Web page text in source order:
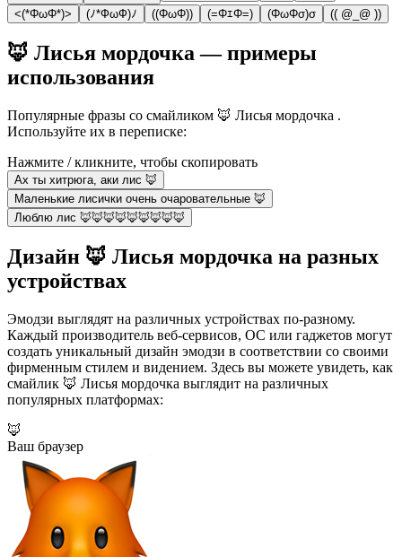
<(*ΦωΦ*)> (ﾉ*ФωФ)ﾉ ((ΦωΦ)) (=ΦｴΦ=) (ΦωΦσ)σ (( @_@ ))
🦊 Лисья мордочка — примеры
использования
Популярные фразы со смайликом 🦊 Лисья мордочка .
Используйте их в переписке:
Нажмите / кликните, чтобы скопировать
Ах ты хитрюга, аки лис 🦊
Маленькие лисички очень очаровательные 🦊
Люблю лис 🦊🦊🦊🦊🦊🦊🦊🦊🦊
Дизайн 🦊 Лисья мордочка на разных
устройствах
Эмодзи выглядят на различных устройствах по-разному.
Каждый производитель веб-сервисов, ОС или гаджетов могут
создать уникальный дизайн эмодзи в соответствии со своими
фирменным стилем и видением. Здесь вы можете увидеть, как
смайлик 🦊 Лисья мордочка выглядит на различных
популярных платформах:
🦊
Ваш браузер